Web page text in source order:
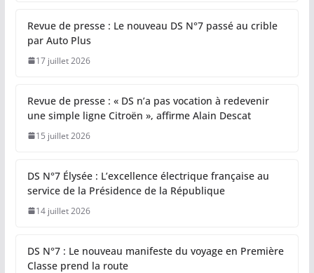
Revue de presse : Le nouveau DS N°7 passé au crible
par Auto Plus
17 juillet 2026
Revue de presse : « DS n’a pas vocation à redevenir
une simple ligne Citroën », affirme Alain Descat
15 juillet 2026
DS N°7 Élysée : L’excellence électrique française au
service de la Présidence de la République
14 juillet 2026
DS N°7 : Le nouveau manifeste du voyage en Première
Classe prend la route